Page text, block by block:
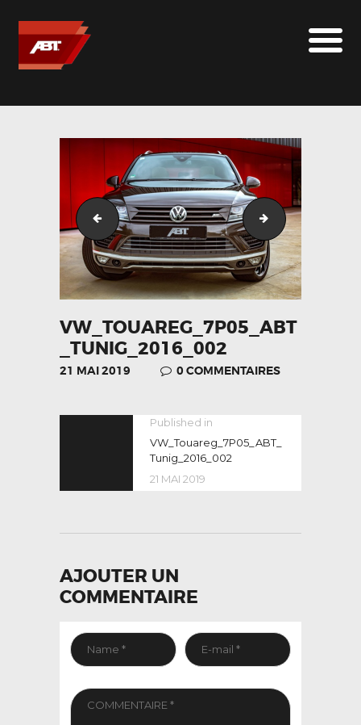
ABT SPORTSLINE FRANCE
MARQUES
LE SUR-MESURE
ABT
CONTACT
VW_Touareg_7P05_ABT_Tunig_2016_001
VW_TOUAREG_7P05_ABT
_TUNIG_2016_002
21 MAI 2019 0 COMMENTAIRES
NAVIGATION
L’ARTICLE
Published in
post:
VW_Touareg_7P05_ABT_
Tunig_2016_002
21 MAI 2019
AJOUTER UN
COMMENTAIRE